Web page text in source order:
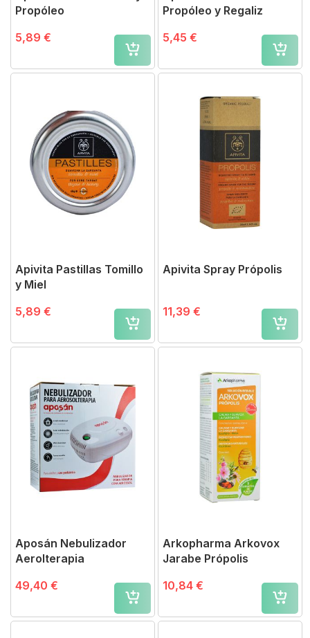
Propóleo
5,89 €
Propóleo y Regaliz
5,45 €
Apivita Pastillas Tomillo
y Miel
5,89 €
Apivita Spray Própolis
11,39 €
Aposán Nebulizador
Aerolterapia
49,40 €
Arkopharma Arkovox
Jarabe Própolis
10,84 €